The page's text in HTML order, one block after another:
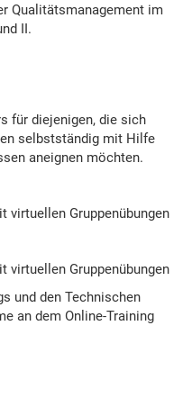
Qualitätsmanagement im
II.
für diejenigen, die sich
selbstständig mit Hilfe
aneignen möchten.
virtuellen Gruppenübungen
virtuellen Gruppenübungen
und den Technischen
an dem Online-Training